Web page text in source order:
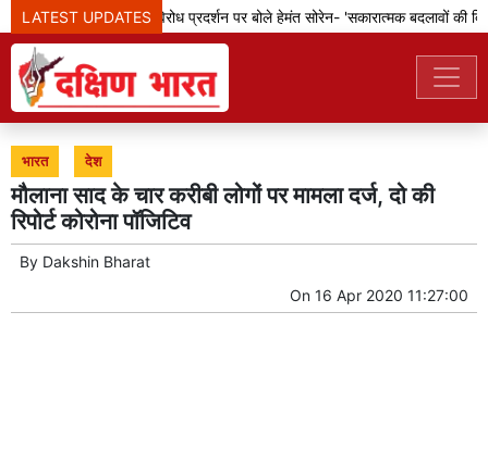
LATEST UPDATES
झारखंड: छात्रों के विरोध प्रदर्शन पर बोले हेमंत सोरेन- 'सकारात्मक बदलावों की
भारत देश
मौलाना साद के चार करीबी लोगों पर मामला दर्ज, दो की
रिपोर्ट कोरोना पॉजिटिव
By Dakshin Bharat
On 16 Apr 2020 11:27:00